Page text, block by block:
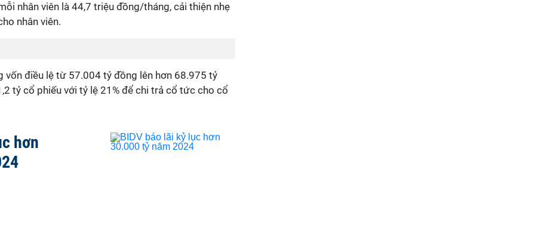
nhân viên là 44,7 triệu đồng/tháng, cải thiện nhẹ
nhân viên.
vốn điều lệ từ 57.004 tỷ đồng lên hơn 68.975 tỷ
tỷ cổ phiếu với tỷ lệ 21% để chi trả cổ tức cho cổ
hơn